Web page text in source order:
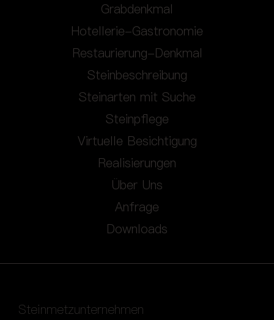
Grabdenkmal
Hotellerie-Gastronomie
Restaurierung-Denkmal
Steinbeschreibung
Steinarten mit Suche
Steinpflege
Virtuelle Besichtigung
Realisierungen
Über Uns
Anfrage
Downloads
Steinmetzunternehmen